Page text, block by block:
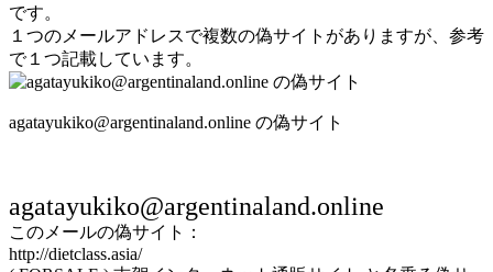
です。
１つのメールアドレスで複数の偽サイトがありますが、参考
で１つ記載しています。
agatayukiko@argentinaland.online の偽サイト
agatayukiko@argentinaland.online
このメールの偽サイト：
http://dietclass.asia/